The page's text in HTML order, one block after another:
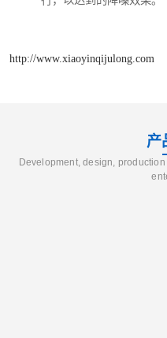
http://www.xiaoyinqijulong.com
产
Development, design,